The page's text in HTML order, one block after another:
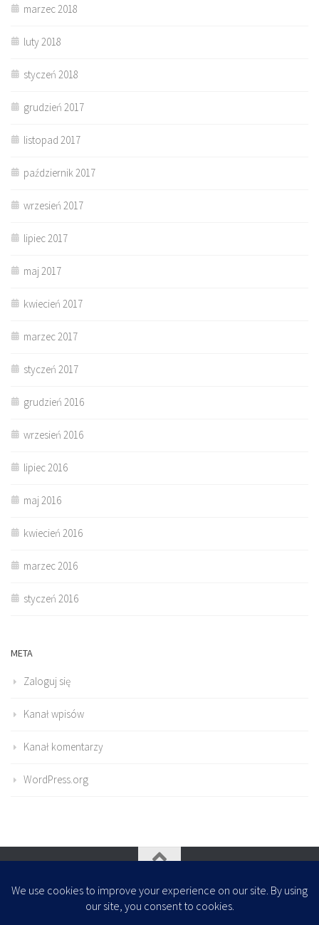
marzec 2018
luty 2018
styczeń 2018
grudzień 2017
listopad 2017
październik 2017
wrzesień 2017
lipiec 2017
maj 2017
kwiecień 2017
marzec 2017
styczeń 2017
grudzień 2016
wrzesień 2016
lipiec 2016
maj 2016
kwiecień 2016
marzec 2016
styczeń 2016
META
Zaloguj się
Kanał wpisów
Kanał komentarzy
WordPress.org